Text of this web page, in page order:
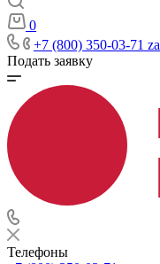
0
+7 (800) 350-03-71
Подать заявку
Телефоны